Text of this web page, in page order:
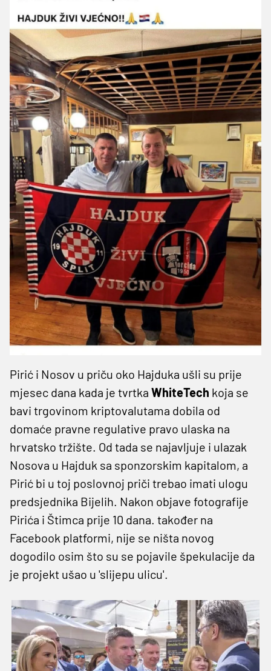
Pirić i Nosov u priču oko Hajduka ušli su prije
mjesec dana kada je tvrtka WhiteTech koja se
bavi trgovinom kriptovalutama dobila od
domaće pravne regulative pravo ulaska na
hrvatsko tržište. Od tada se najavljuje i ulazak
Nosova u Hajduk sa sponzorskim kapitalom, a
Pirić bi u toj poslovnoj priči trebao imati ulogu
predsjednika Bijelih. Nakon objave fotografije
Pirića i Štimca prije 10 dana. također na
Facebook platformi, nije se ništa novog
dogodilo osim što su se pojavile špekulacije da
je projekt ušao u 'slijepu ulicu'.